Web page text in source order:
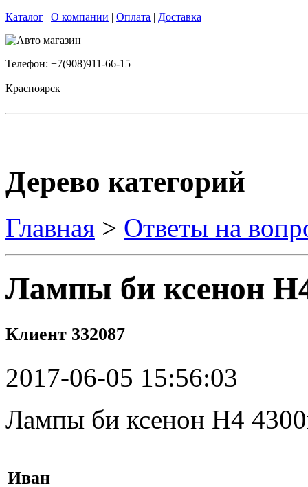
Каталог | О компании | Оплата | Доставка
Телефон: +7(908)911-66-15
Красноярск
Дерево категорий
Главная > Ответы на
Лампы би ксенон
Клиент 332087
2017-06-05 15:56:03
Лампы би ксенон H4
Иван